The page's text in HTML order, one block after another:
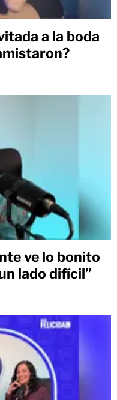
a la boda
ve lo bonito
lado difícil”